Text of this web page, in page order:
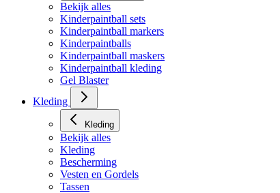
Bekijk alles
Kinderpaintball sets
Kinderpaintball markers
Kinderpaintballs
Kinderpaintball maskers
Kinderpaintball kleding
Gel Blaster
Kleding
Kleding
Bekijk alles
Kleding
Bescherming
Vesten en Gordels
Tassen